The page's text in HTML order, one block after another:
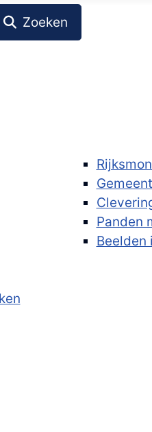
Zoeken
Panden
Beelden